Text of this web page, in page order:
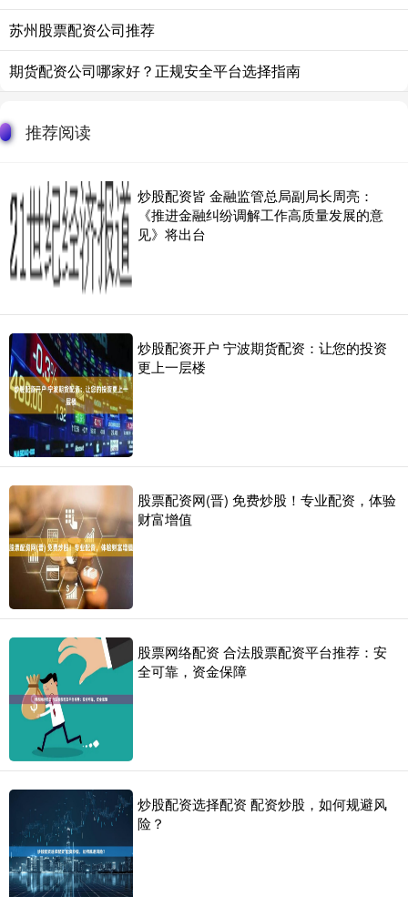
苏州股票配资公司推荐
期货配资公司哪家好？正规安全平台选择指南
推荐阅读
炒股配资皆 金融监管总局副局长周亮：
《推进金融纠纷调解工作高质量发展的意
见》将出台
炒股配资开户 宁波期货配资：让您的投资
更上一层楼
股票配资网(晋) 免费炒股！专业配资，体验
财富增值
股票网络配资 合法股票配资平台推荐：安
全可靠，资金保障
炒股配资选择配资 配资炒股，如何规避风
险？